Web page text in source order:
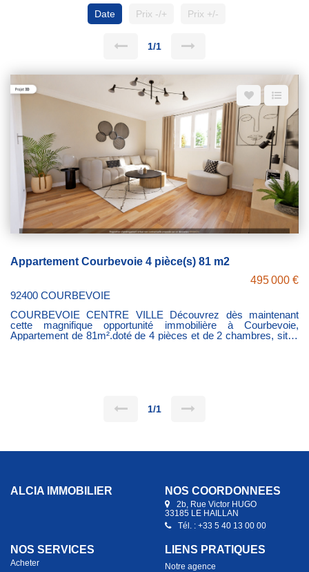
Date
Prix -/+ Prix +/-
1/1
Appartement Courbevoie 4 pièce(s) 81 m2
495 000 €
92400 COURBEVOIE
COURBEVOIE CENTRE VILLE Découvrez dès maintenant
cette magnifique opportunité immobilière à Courbevoie,
Appartement de 81m².doté de 4 pièces et de 2 chambres, situé
1/1
ALCIA IMMOBILIER NOS COORDONNÉES
2b, Rue Victor HUGO
33185 LE HAILLAN
Tél. : +33 5 40 13 00 00
NOS SERVICES
Acheter
LIENS PRATIQUES
Notre agence